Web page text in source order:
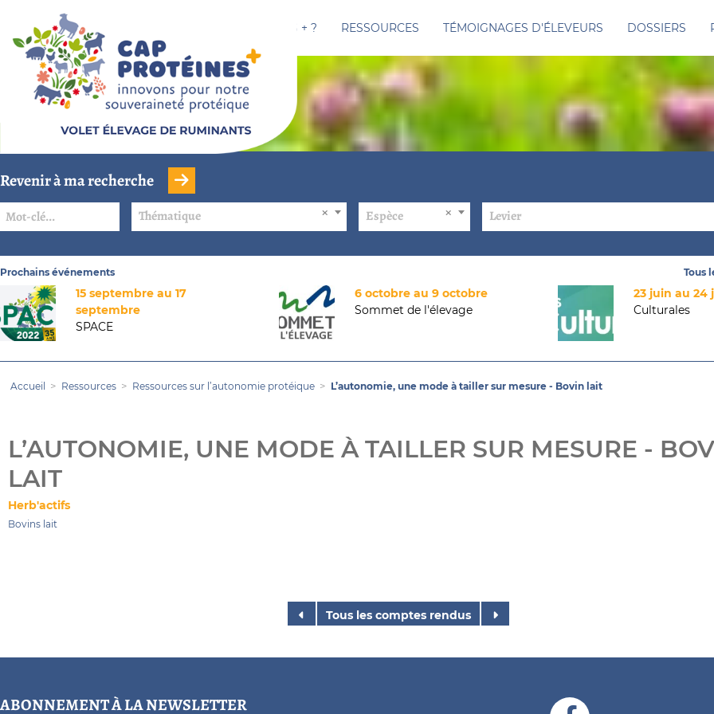
CAP PROTÉINES + ? RESSOURCES TÉMOIGNAGES D'ÉLEVEURS DOSSIERS
Revenir à ma recherche
Thématique Espèce Levier
Prochains événements
15 septembre au 17
septembre
SPACE
6 octobre au 9 octobre
Sommet de l'élevage
23 juin au 24
Culturales
Tous
Accueil Ressources Ressources sur l’autonomie protéique L’autonomie, une mode à tailler sur mesure - Bovin lait
L’AUTONOMIE, UNE MODE À TAILLER SUR MESURE -
LAIT
Herb'actifs
Bovins lait
Tous les comptes rendus
ABONNEMENT À LA NEWSLETTER